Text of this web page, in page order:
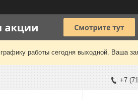
работы сегодня выходной. Ваша
+7